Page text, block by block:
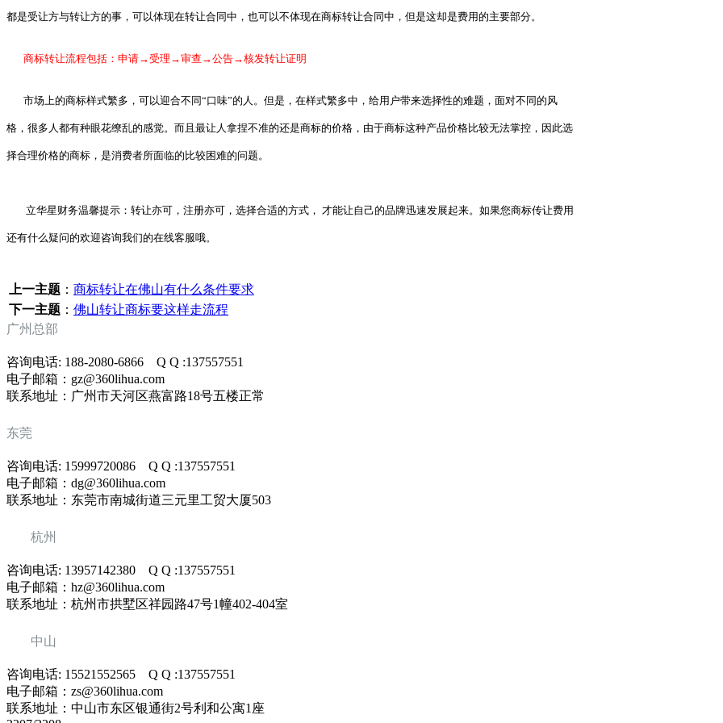
都是受让方与转让方的事，可以体现在转让合同中， 也可以不体现在商标转让合同中，但是这却是费用的主要部分。
商标转让流程包括：申请→受理→审查→公告→核发转让证明
市场上的商标样式繁多，可以迎合不同“口味”的人。但是，在样式繁多中，给用户带来选择性的难题，面对不同的风
格，很多人都有种眼花缭乱的感觉。而且最让人 拿捏不准的还是商标的价格，由于商标这种产品价格比较无法掌控，因此选
择合理价格的商标，是消费者所面临的比较困难的问题。
立华星财务温馨提示：转让亦可，注册亦可，选择合适的方式， 才能让自己的品牌迅速发展起来。如果您商标传让费用
还有什么疑问的欢迎咨询我们的在线客服哦。
上一主题 ： 商标转让在佛山有什么条件要求
下一主题 ： 佛山转让商标要这样走流程
广州总部
咨询电话: 188-2080-6866 Q Q :137557551
电子邮箱：gz@360lihua.com
联系地址：广州市天河区燕富路18号五楼正常
东莞
咨询电话: 15999720086 Q Q :137557551
电子邮箱：dg@360lihua.com
联系地址：东莞市南城街道三元里工贸大厦503
杭州
咨询电话: 13957142380 Q Q :137557551
电子邮箱：hz@360lihua.com
联系地址：杭州市拱墅区祥园路47号1幢402-404室
中山
咨询电话: 15521552565 Q Q :137557551
电子邮箱：zs@360lihua.com
联系地址：中山市东区银通街2号利和公寓1座